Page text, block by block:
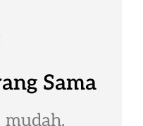
Sama
mudah,